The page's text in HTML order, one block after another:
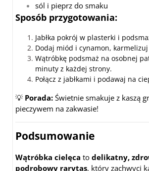
sól i pieprz do smaku
Sposób przygotowania:
Jabłka pokrój w plasterki i
Dodaj miód i cynamon,
Wątróbkę podsmaż na osobnej
minuty z każdej strony.
Połącz z jabłkami i podawaj na
💡 Porada: Świetnie smakuje z kaszą
pieczywem na zakwasie!
Podsumowanie
Wątróbka cielęca to delikatny,
podrobowy rarytas, który zachwyci